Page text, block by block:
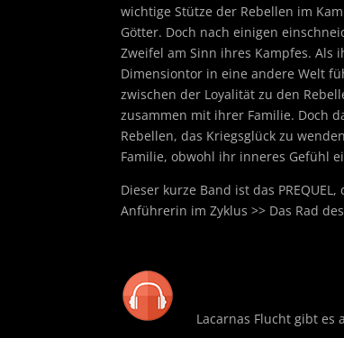
wichtige Stütze der Rebellen im
Götter. Doch nach einigen
Zweifel am Sinn ihres Kampfes. Als
Dimensiontor in eine andere Welt
zwischen der Loyalität zu den
zusammen mit ihrer Familie. Doch
Rebellen, das Kriegsglück zu
Familie, obwohl ihr inneres Gefühl
Dieser kurze Band ist das
Anführerin im Zyklus >> Das Rad
Lacarnas Flucht gibt es